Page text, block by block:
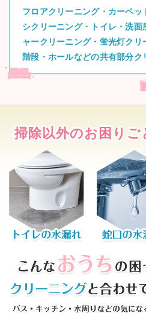
フロアクリーニング・カーペ
シクリーニング・トイレ・洗
ャークリーニング・蛍光灯クリ
階段・ホールなどの共有部分ク
掃除以外のお困りご